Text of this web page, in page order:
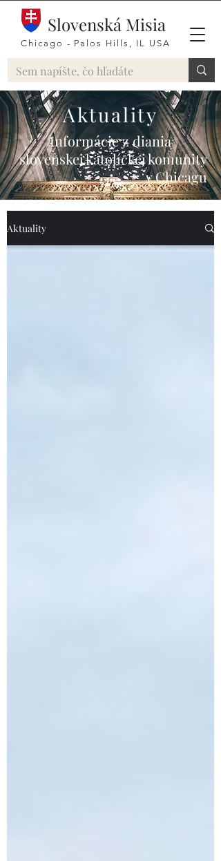
Slovenská Misia
Chicago - Palos Hills, IL USA
Aktuality
Informácie z diania
slovenskej katolíckej komunity
v Chicagu
Aktuality